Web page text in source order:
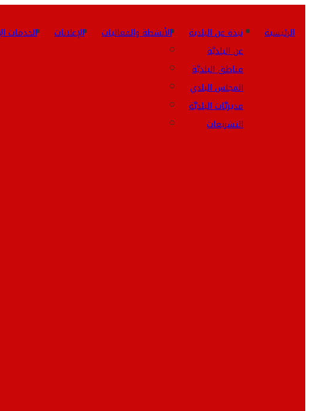
الرئيسية
نبذة عن البلدية
عن البلديَّة
مناطق البلديَّة
المجلس البلدي
مديريَّات البلديَّة
التشريعات
الأنشطة والفعاليات الإعلانات الخدمات